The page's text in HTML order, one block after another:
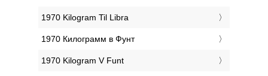
‎1970 Kilogram Til Libra
‎1970 Килограмм в Фунт
‎1970 Kilogram V Funt